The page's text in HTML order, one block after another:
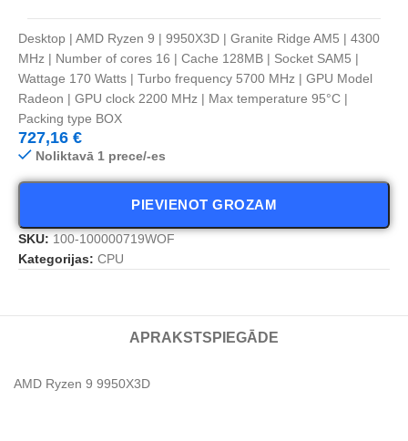
Desktop | AMD Ryzen 9 | 9950X3D | Granite Ridge AM5 | 4300
MHz | Number of cores 16 | Cache 128MB | Socket SAM5 |
Wattage 170 Watts | Turbo frequency 5700 MHz | GPU Model
Radeon | GPU clock 2200 MHz | Max temperature 95°C |
Packing type BOX
727,16 €
Noliktavā 1 prece/-es
PIEVIENOT GROZAM
SKU: 100-100000719WOF
Kategorijas: CPU
APRAKSTS PIEGĀDE
AMD Ryzen 9 9950X3D